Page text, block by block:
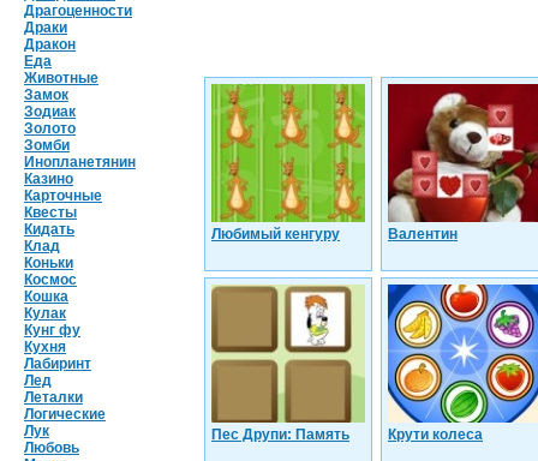
Драгоценности
Драки
Дракон
Еда
Животные
Замок
Зодиак
Золото
Зомби
Инопланетянин
Казино
Карточные
Квесты
Кидать
Клад
Коньки
Космос
Кошка
Кулак
Кунг фу
Кухня
Лабиринт
Лед
Леталки
Логические
Лук
Любовь
Любимый кенгуру Валентин
Пес Друпи: Память Крути колеса